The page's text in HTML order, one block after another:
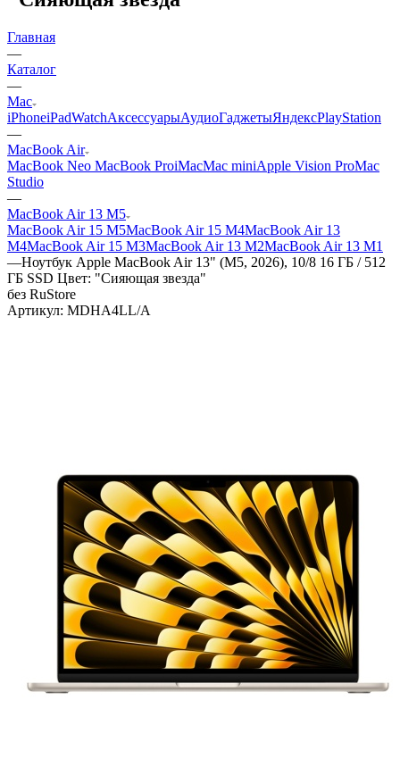
Главная
—
Каталог
—
Mac
iPhoneiPadWatchАксессуарыАудиоГаджетыЯндексPlayStation
—
MacBook Air
MacBook Neo MacBook ProiMacMac miniApple Vision ProMac
Studio
—
MacBook Air 13 M5
MacBook Air 15 M5MacBook Air 15 M4MacBook Air 13
M4MacBook Air 15 M3MacBook Air 13 M2MacBook Air 13 M1
—Ноутбук Apple MacBook Air 13" (M5, 2026), 10/8 16 ГБ / 512
ГБ SSD Цвет: "Сияющая звезда"
без RuStore
Артикул: MDHA4LL/A